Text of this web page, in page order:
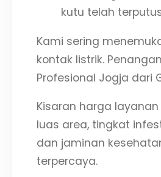
kutu telah
Kami sering
kontak listrik.
Profesional Jogja dari
Kisaran harga
luas area, tingkat
dan jaminan
terpercaya.